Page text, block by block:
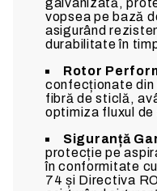
galvanizată,
vopsea pe bază
asigurând
durabilitate în
Rotor
confecționate din
fibră de sticlă,
optimiza fluxul de
Siguranță
protecție pe
în conformitate
74 și Directiva